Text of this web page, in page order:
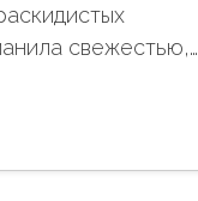
свежестью,…